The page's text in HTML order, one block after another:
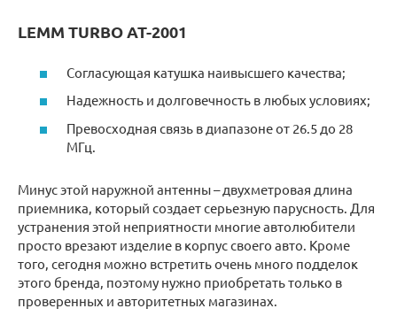
LEMM TURBO AT-2001
Согласующая катушка наивысшего качества;
Надежность и долговечность в любых условиях;
Превосходная связь в диапазоне от 26.5 до 28
МГц.
Минус этой наружной антенны – двухметровая длина
приемника, который создает серьезную парусность. Для
устранения этой неприятности многие автолюбители
просто врезают изделие в корпус своего авто. Кроме
того, сегодня можно встретить очень много подделок
этого бренда, поэтому нужно приобретать только в
проверенных и авторитетных магазинах.